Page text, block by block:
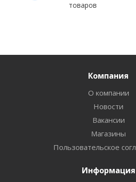
товаров
Компания
О компании
Новости
Вакансии
Магазины
Пользовательское
Информация